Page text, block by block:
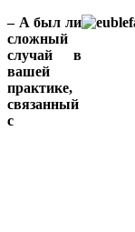
– А был ли
сложный
случай в
вашей
практике,
связанный
с